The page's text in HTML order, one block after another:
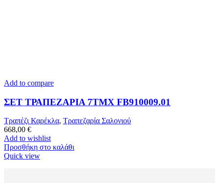
Add to compare
ΣΕΤ ΤΡΑΠΕΖΑΡΙΑ 7TMX FB910009.01
Τραπέζι Καρέκλα, Τραπεζαρία Σαλονιού
668,00 €
Add to wishlist
Προσθήκη στο καλάθι
Quick view